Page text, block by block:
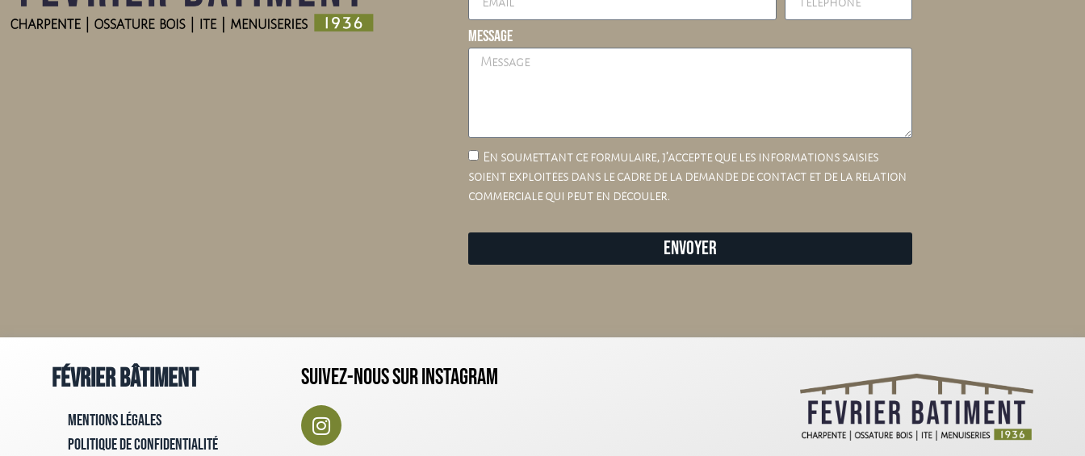
Message
En soumettant ce formulaire, j’accepte que les informations saisies
soient exploitées dans le cadre de la demande de contact et de la relation
commerciale qui peut en découler.
Envoyer
Février Bâtiment
Mentions Légales
Politique de confidentialité
Suivez-nous sur instagram